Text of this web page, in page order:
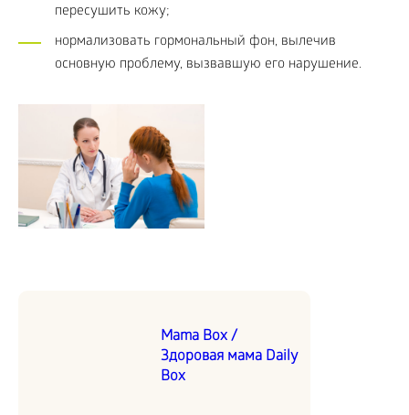
пересушить кожу;
нормализовать гормональный фон, вылeчив
основную проблему, вызвавшую его нарушение.
Mama Box /
Здоровая мама Daily
Box